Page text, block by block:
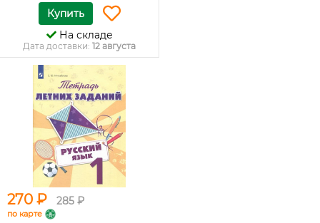
Купить
На складе
Дата доставки: 12 августа
270 ₽ 285 ₽
по карте